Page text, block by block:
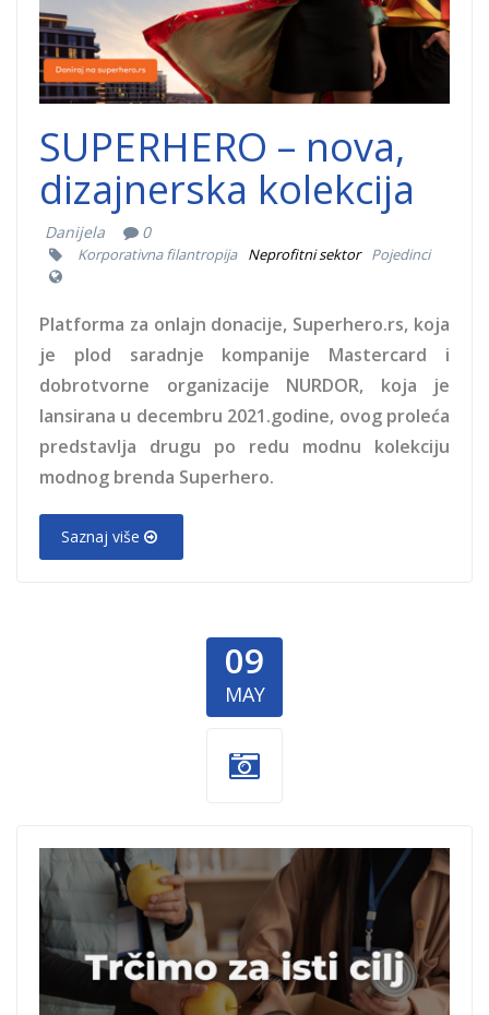
SUPERHERO – nova,
dizajnerska kolekcija
Danijela 0
Korporativna filantropija Neprofitni sektor Pojedinci
Platforma za onlajn donacije, Superhero.rs, koja
je plod saradnje kompanije Mastercard i
dobrotvorne organizacije NURDOR, koja je
lansirana u decembru 2021.godine, ovog proleća
predstavlja drugu po redu modnu kolekciju
modnog brenda Superhero.
Saznaj više
09
MAY
trka-
dobrote.png